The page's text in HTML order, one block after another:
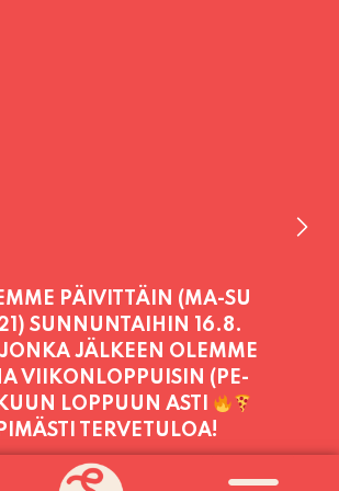
TÄNÄÄN:
11:00 - 21:00
PÄIVITTÄIN (MA-SU
SUNNUNTAIHIN 16.8.
JÄLKEEN OLEMME
VIIKONLOPPUISIN (PE-
LOPPUUN ASTI